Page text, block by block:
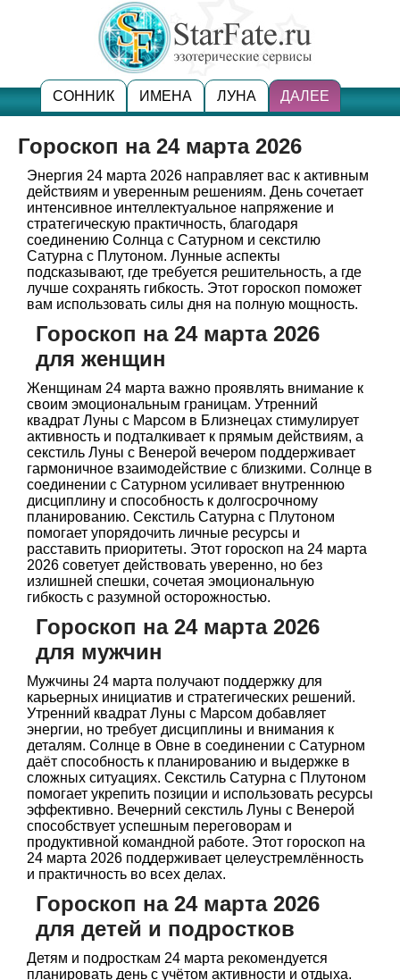
СОННИК ИМЕНА ЛУНА ДАЛЕЕ
Гороскоп на 24 марта 2026
Энергия 24 марта 2026 направляет вас к активным
действиям и уверенным решениям. День сочетает
интенсивное интеллектуальное напряжение и
стратегическую практичность, благодаря
соединению Солнца с Сатурном и секстилю
Сатурна с Плутоном. Лунные аспекты
подсказывают, где требуется решительность, а где
лучше сохранять гибкость. Этот гороскоп поможет
вам использовать силы дня на полную мощность.
Гороскоп на 24 марта 2026
для женщин
Женщинам 24 марта важно проявлять внимание к
своим эмоциональным границам. Утренний
квадрат Луны с Марсом в Близнецах стимулирует
активность и подталкивает к прямым действиям, а
секстиль Луны с Венерой вечером поддерживает
гармоничное взаимодействие с близкими. Солнце в
соединении с Сатурном усиливает внутреннюю
дисциплину и способность к долгосрочному
планированию. Секстиль Сатурна с Плутоном
помогает упорядочить личные ресурсы и
расставить приоритеты. Этот гороскоп на 24 марта
2026 советует действовать уверенно, но без
излишней спешки, сочетая эмоциональную
гибкость с разумной осторожностью.
Гороскоп на 24 марта 2026
для мужчин
Мужчины 24 марта получают поддержку для
карьерных инициатив и стратегических решений.
Утренний квадрат Луны с Марсом добавляет
энергии, но требует дисциплины и внимания к
деталям. Солнце в Овне в соединении с Сатурном
даёт способность к планированию и выдержке в
сложных ситуациях. Секстиль Сатурна с Плутоном
помогает укрепить позиции и использовать ресурсы
эффективно. Вечерний секстиль Луны с Венерой
способствует успешным переговорам и
продуктивной командной работе. Этот гороскоп на
24 марта 2026 поддерживает целеустремлённость
и практичность во всех делах.
Гороскоп на 24 марта 2026
для детей и подростков
Детям и подросткам 24 марта рекомендуется
планировать день с учётом активности и отдыха.